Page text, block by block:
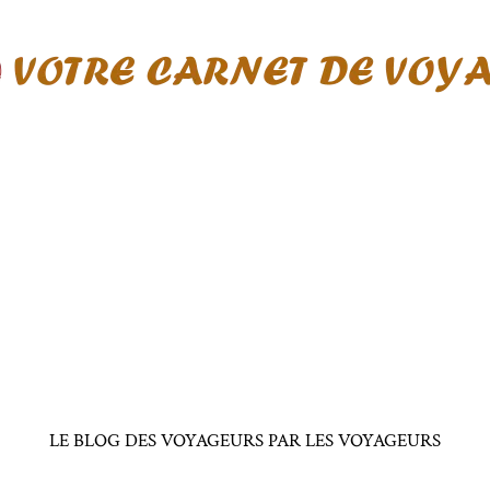
LE BLOG DES VOYAGEURS PAR LES VOYAGEURS